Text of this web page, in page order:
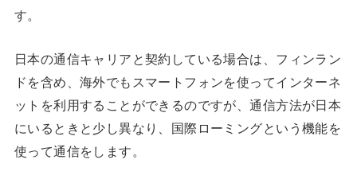
す。
日本の通信キャリアと契約している場合は、フィンラン
ドを含め、海外でもスマートフォンを使ってインターネ
ットを利用することができるのですが、通信方法が日本
にいるときと少し異なり、国際ローミングという機能を
使って通信をします。